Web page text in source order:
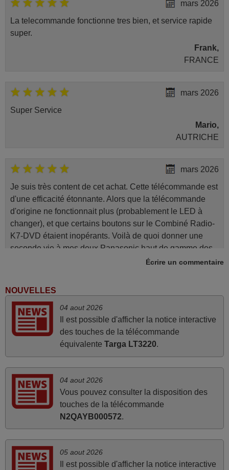
mars 2026
La telecommande fonctionne tres bien, et service rapide
super.
Frank,
FRANCE
mars 2026
Super Service
Mario,
AUTRICHE
mars 2026
Je suis très content de cet achat. Cette télécommande est
d'une efficacité étonnante. Alors que la télécommande
d'origine ne fonctionnait plus (probablement le LED à
changer), et que certains boutons sur le Combiné Radio-
K7-DVD étaient inopérants. Voilà de quoi donner une
seconde vie à mes deux Panasonic haut de gamme des
juin 2026
Parfait.. je recommande..!
avril 2026
Ravie de voir que ma commande effectuée a 13h30est
attend la réception Encore merci
FRANCE
Écrire un commentaire
NOUVELLES
04 aout 2026
Il est possible d'afficher la notice interactive
des touches de la télécommande
équivalente Targa LT3220.
04 aout 2026
Vous pouvez consulter la disposition des
touches de la télécommande
N2QAYB000572.
05 aout 2026
Il est possible d'afficher la notice interactive